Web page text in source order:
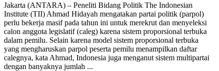
Jakarta (ANTARA) – Peneliti Bidang Politik The Indonesian
Institute (TII) Ahmad Hidayah mengatakan partai politik (parpol)
perlu bekerja masif pada tahun ini untuk merekrut dan menyeleksi
calon anggota legislatif (caleg) karena sistem proporsional terbuka
dalam pemilu. Selain karena model sistem proporsional terbuka
yang mengharuskan parpol peserta pemilu menampilkan daftar
calegnya, kata Ahmad, Indonesia juga menganut sistem multipartai
dengan banyaknya jumlah ...